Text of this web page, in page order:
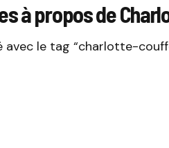
à propos de
le tag “charlotte-